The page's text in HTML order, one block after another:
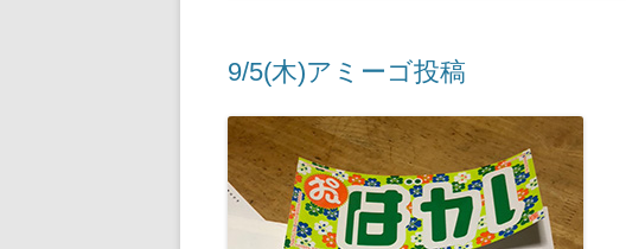
9/5(木)アミーゴ投稿